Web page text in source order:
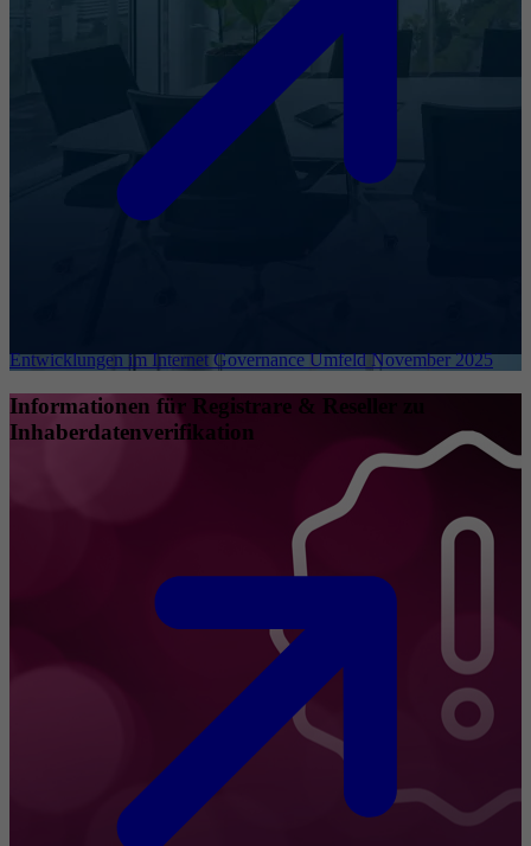
Entwicklungen im Internet Governance Umfeld November 2025
Informationen für Registrare & Reseller zu
Inhaberdatenverifikation